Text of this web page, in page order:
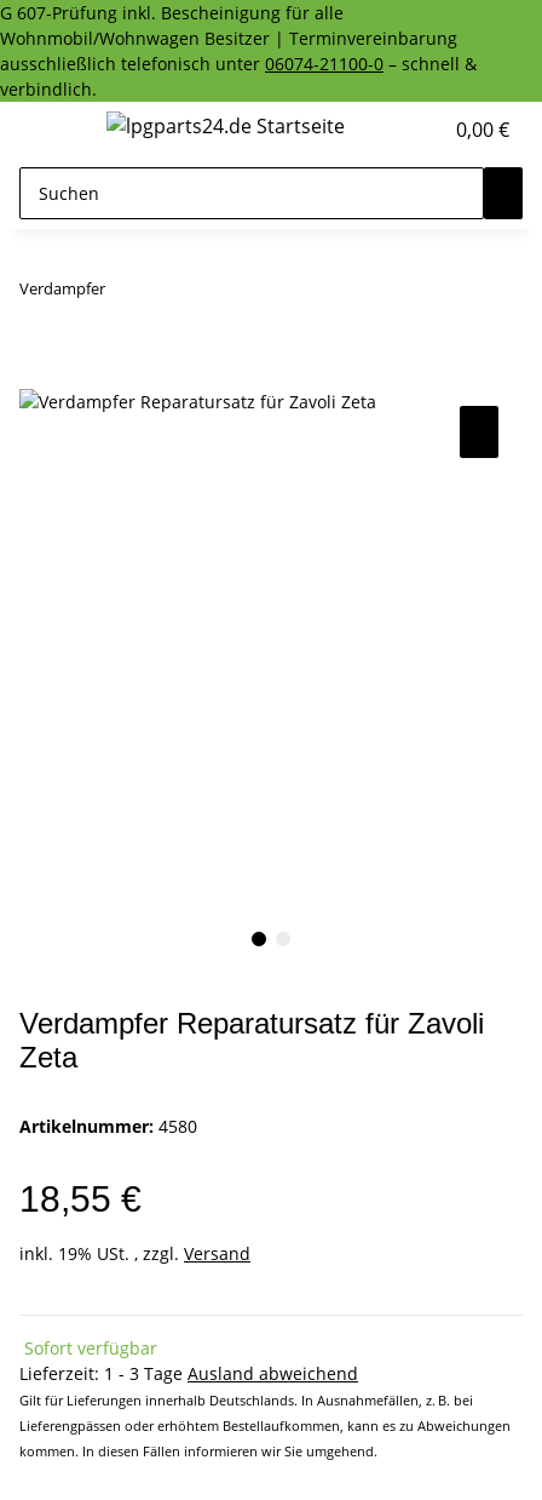
G 607-Prüfung inkl. Bescheinigung für alle
Wohnmobil/Wohnwagen Besitzer | Terminvereinbarung
ausschließlich telefonisch unter 06074-21100-0 – schnell &
verbindlich.
0,00 €
Verdampfer
Verdampfer Reparatursatz für Zavoli
Zeta
Artikelnummer: 4580
18,55 €
inkl. 19% USt. , zzgl. Versand
Sofort verfügbar
Lieferzeit: 1 - 3 Tage Ausland abweichend
Gilt für Lieferungen innerhalb Deutschlands. In Ausnahmefällen, z. B. bei
Lieferengpässen oder erhöhtem Bestellaufkommen, kann es zu Abweichungen
kommen. In diesen Fällen informieren wir Sie umgehend.